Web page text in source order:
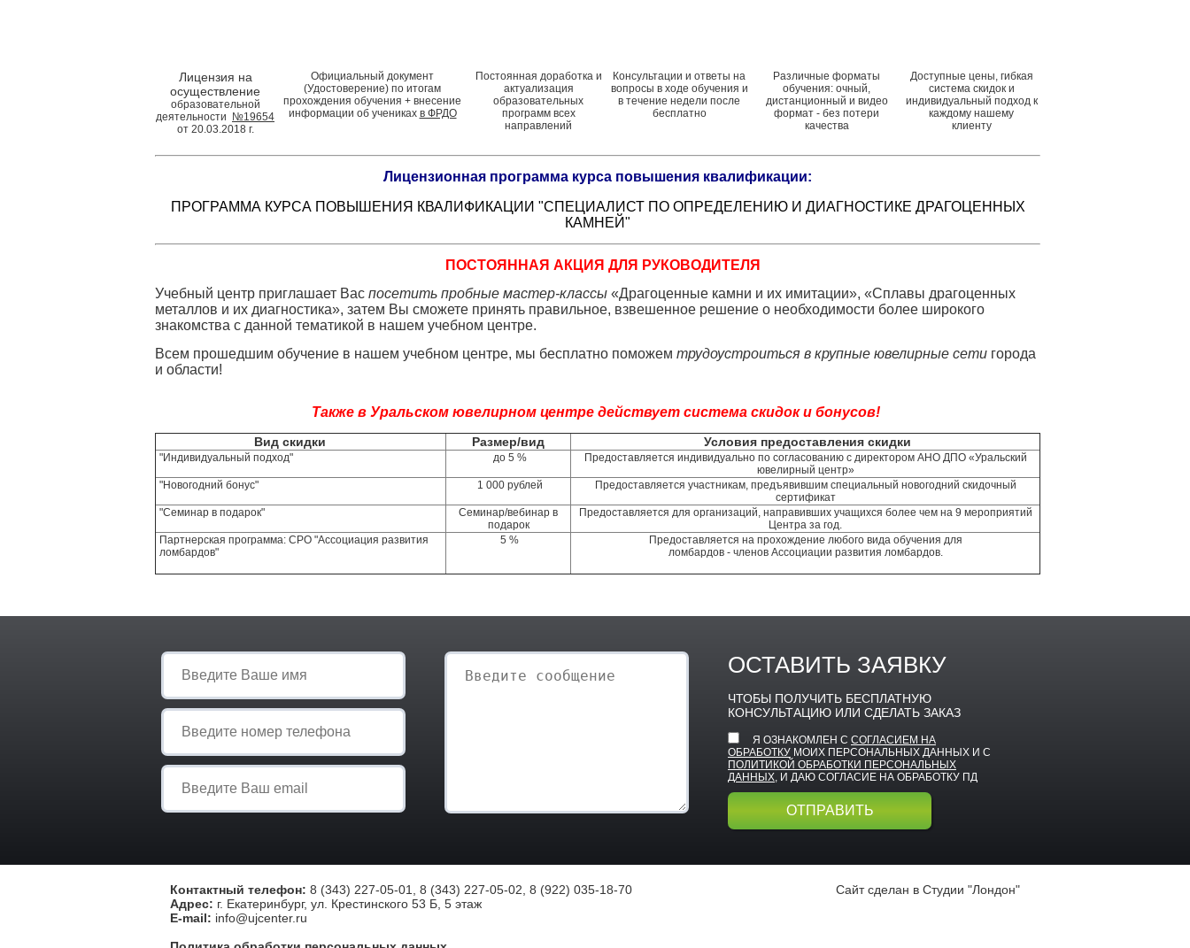
Лицензия на
осуществление
образовательной
деятельности
№19654
от 20.03.2018 г.
Официальный документ
(Удостоверение) по итогам
прохождения обучения + внесение
информации об учениках в ФРДО
Постоянная доработка и
актуализация
образовательных
программ всех
направлений
Консультации и ответы на
вопросы в ходе обучения и
в течение недели после
бесплатно
Различные форматы
обучения: очный,
дистанционный и видео
формат - без потери
качества
Доступные цены, гибкая
система скидок и
индивидуальный подход к
каждому нашему
клиенту
Лицензионная программа курса повышения квалификации:
ПРОГРАММА КУРСА ПОВЫШЕНИЯ КВАЛИФИКАЦИИ "СПЕЦИАЛИСТ ПО ОПРЕДЕЛЕНИЮ И ДИАГНОСТИКЕ ДРАГОЦЕННЫХ
КАМНЕЙ"
ПОСТОЯННАЯ АКЦИЯ ДЛЯ РУКОВОДИТЕЛЯ
Учебный центр приглашает Вас посетить пробные мастер-классы «Драгоценные камни и их имитации», «Сплавы драгоценных
металлов и их диагностика», затем Вы сможете принять правильное, взвешенное решение о необходимости более широкого
знакомства с данной тематикой в нашем учебном центре.
Всем прошедшим обучение в нашем учебном центре, мы бесплатно поможем трудоустроиться в крупные ювелирные сети города
и области!
Также в Уральском ювелирном центре действует система скидок и бонусов!
Вид скидки Размер/вид Условия предоставления скидки
"Индивидуальный подход" до 5 %
Предоставляется индивидуально по согласованию с директором АНО ДПО «Уральский
ювелирный центр»
"Новогодний бонус"
1 000 рублей
Предоставляется участникам, предъявившим специальный новогодний скидочный
сертификат
"Семинар в подарок"
Семинар/вебинар в
подарок
Предоставляется для организаций, направивших учащихся более чем на 9 мероприятий
Центра за год.
Партнерская программа: СРО "Ассоциация развития
ломбардов"
5 %
Предоставляется на прохождение любого вида обучения для
ломбардов - членов Ассоциации развития ломбардов.
ОСТАВИТЬ ЗАЯВКУ
ЧТОБЫ ПОЛУЧИТЬ БЕСПЛАТНУЮ
КОНСУЛЬТАЦИЮ ИЛИ СДЕЛАТЬ ЗАКАЗ
Я ОЗНАКОМЛЕН С СОГЛАСИЕМ НА
ОБРАБОТКУ МОИХ ПЕРСОНАЛЬНЫХ ДАННЫХ И С
ПОЛИТИКОЙ ОБРАБОТКИ ПЕРСОНАЛЬНЫХ
ДАННЫХ, И ДАЮ СОГЛАСИЕ НА ОБРАБОТКУ ПД
Контактный телефон: 8 (343) 227-05-01, 8 (343) 227-05-02, 8 (922) 035-18-70
Адрес: г. Екатеринбург, ул. Крестинского 53 Б, 5 этаж
E-mail: info@ujcenter.ru
Сайт сделан в Студии "Лондон"